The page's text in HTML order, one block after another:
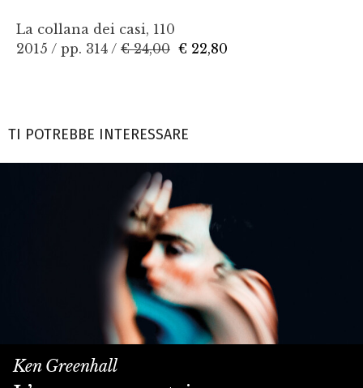
La collana dei casi, 110
2015 / pp. 314 / € 24,00 € 22,80
TI POTREBBE INTERESSARE
Ken Greenhall